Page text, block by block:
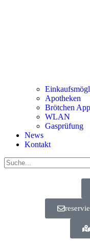
Apotheken
Brötchen App
WLAN
Gasprüfung
News
Kontakt